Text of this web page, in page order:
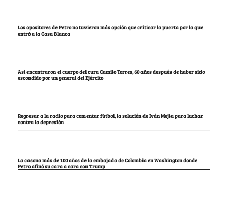
Los opositores de Petro no tuvieron más opción que criticar la puerta por la que
entró a la Casa Blanca
Así encontraron el cuerpo del cura Camilo Torres, 60 años después de haber sido
escondido por un general del Ejército
Regresar a la radio para comentar fútbol, la solución de Iván Mejía para luchar
contra la depresión
La casona más de 100 años de la embajada de Colombia en Washington donde
Petro afinó su cara a cara con Trump